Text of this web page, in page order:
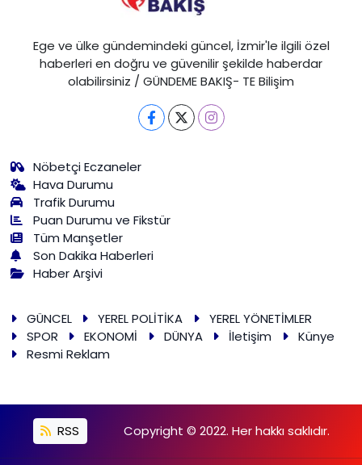
Ege ve ülke gündemindeki güncel, İzmir'le ilgili özel
haberleri en doğru ve güvenilir şekilde haberdar
olabilirsiniz / GÜNDEME BAKIŞ- TE Bilişim
Nöbetçi Eczaneler
Hava Durumu
Trafik Durumu
Puan Durumu ve Fikstür
Tüm Manşetler
Son Dakika Haberleri
Haber Arşivi
GÜNCEL YEREL POLİTİKA
YEREL YÖNETİMLER
SPOR
EKONOMİ DÜNYA İletişim
Künye
Resmi Reklam
RSS Copyright © 2022. Her hakkı saklıdır.